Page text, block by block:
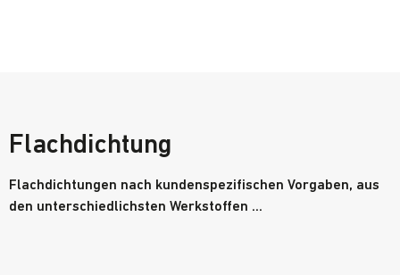
Flachdichtung
Flachdichtungen nach kundenspezifischen Vorgaben, aus
den unterschiedlichsten Werkstoffen ...